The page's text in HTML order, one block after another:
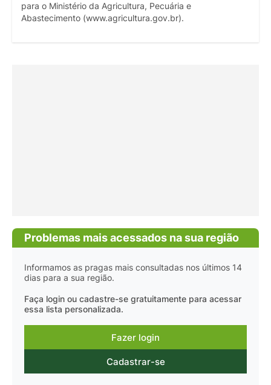
para o Ministério da Agricultura, Pecuária e
Abastecimento (www.agricultura.gov.br).
Problemas mais acessados na sua região
Informamos as pragas mais consultadas nos últimos 14
dias para a sua região.
Faça login ou cadastre-se gratuitamente para acessar
essa lista personalizada.
Fazer login
Cadastrar-se